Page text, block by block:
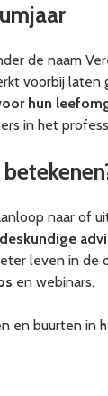
de naam
voorbij laten
hun
in het
naar of
deskundige
leven in de
en webinars.
en buurten in